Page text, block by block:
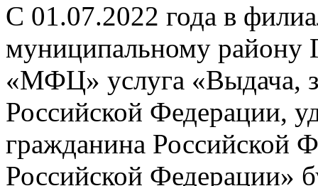
С 01.07.2022 года в
муниципальному
«МФЦ» услуга «Выдача,
Российской Федерации,
гражданина Российской
Российской Федерации»